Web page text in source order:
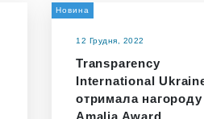
Новина
12 Грудня, 2022
Transparency
International
отримала нагороду
Amalia Award